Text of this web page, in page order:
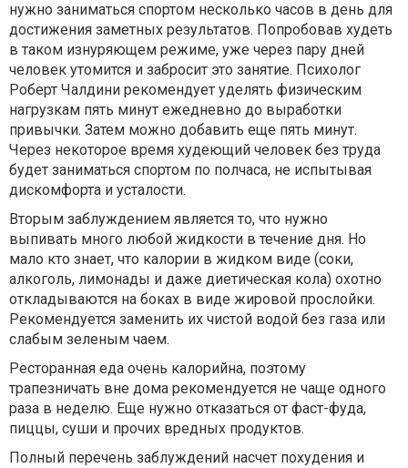
нужно заниматься спортом несколько часов в день для
достижения заметных результатов. Попробовав худеть
в таком изнуряющем режиме, уже через пару дней
человек утомится и забросит это занятие. Психолог
Роберт Чалдини рекомендует уделять физическим
нагрузкам пять минут ежедневно до выработки
привычки. Затем можно добавить еще пять минут.
Через некоторое время худеющий человек без труда
будет заниматься спортом по полчаса, не испытывая
дискомфорта и усталости.
Вторым заблуждением является то, что нужно
выпивать много любой жидкости в течение дня. Но
мало кто знает, что калории в жидком виде (соки,
алкоголь, лимонады и даже диетическая кола) охотно
откладываются на боках в виде жировой прослойки.
Рекомендуется заменить их чистой водой без газа или
слабым зеленым чаем.
Ресторанная еда очень калорийна, поэтому
трапезничать вне дома рекомендуется не чаще одного
раза в неделю. Еще нужно отказаться от фаст-фуда,
пиццы, суши и прочих вредных продуктов.
Полный перечень заблуждений насчет похудения и